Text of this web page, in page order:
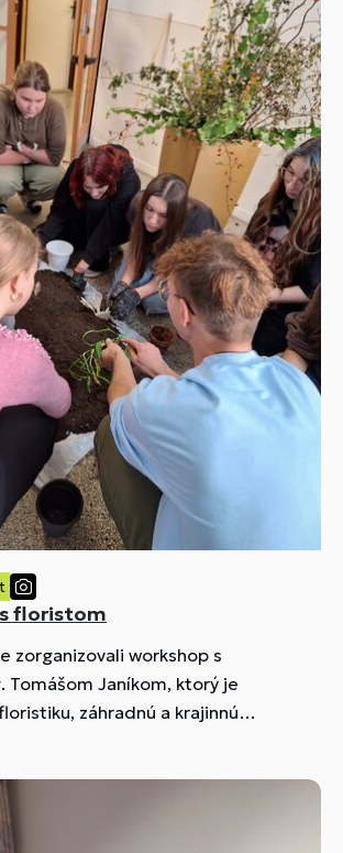
floristom
zorganizovali workshop s
Tomášom Janíkom, ktorý je
záhradnú a krajinnú
rastlín odrezkami“.